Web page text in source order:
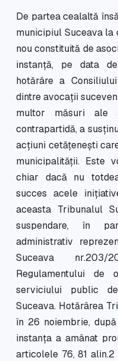
De partea cealaltă
municipiul Suceava la
nou constituită de
instanță, pe data
hotărâre a
dintre avocații
multor măsuri ale
contrapartidă, a
acțiuni cetățenești
municipalității. Este
chiar dacă nu
succes acele
aceasta Tribunalul
suspendare, în
administrativ
Suceava nr.203/
Regulamentului de
serviciului public
Suceava. Hotărârea
în 26 noiembrie,
instanța a amânat
articolele 76, 81 alin.2